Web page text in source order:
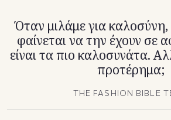
Όταν μιλάμε για
φαίνεται να την έχουν σε
είναι τα πιο καλοσυνάτα.
προτέρημα;
THE FASHION BIBLE